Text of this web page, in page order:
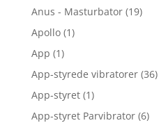
Anus - Masturbator (19)
Apollo (1)
App (1)
App-styrede vibratorer (36)
App-styret (1)
App-styret Parvibrator (6)